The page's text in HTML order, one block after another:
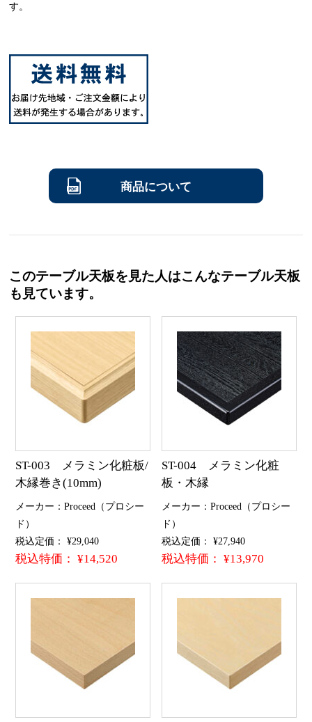
す。
商品について
このテーブル天板を見た人はこんなテーブル天板
も見ています。
ST-003 メラミン化粧板/
木縁巻き(10mm)
メーカー：Proceed（プロシー
ド）
税込定価： ¥29,040
税込特価： ¥14,520
ST-004 メラミン化粧
板・木縁
メーカー：Proceed（プロシー
ド）
税込定価： ¥27,940
税込特価： ¥13,970